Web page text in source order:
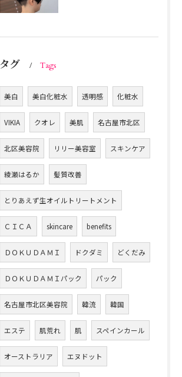
タグ Tags
美白 美白化粧水 透明感 化粧水
VIKIA クオレ 美肌 名古屋市北区
北区美容院 リリー美容室 スキンケア
綾瀬はるか 髪質改善
とりあえず生オイルトリートメント
ＣＩＣＡ skincare benefits
ＤＯＫＵＤＡＭＩ ドクダミ どくだみ
ＤＯＫＵＤＡＭＩパック パック
名古屋市北区美容院 韓流 韓国
エステ 肌荒れ 肌 スペインカール
オーストラリア エヌドット